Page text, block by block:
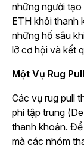
những người
ETH khỏi thanh
những hố sâu
lỡ cơ hội và kết
Một Vụ Rug
Các vụ rug pull
phi tập trung (
thanh khoản.
mà các nhóm